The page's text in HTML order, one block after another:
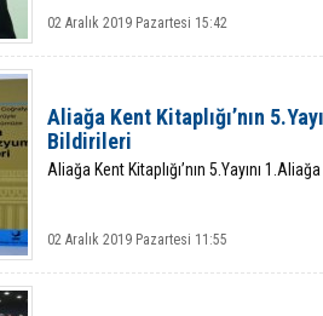
02 Aralık 2019 Pazartesi 15:42
Aliağa Kent Kitaplığı’nın
Bildirileri
Aliağa Kent Kitaplığı’nın 5.Yayını
02 Aralık 2019 Pazartesi 11:55